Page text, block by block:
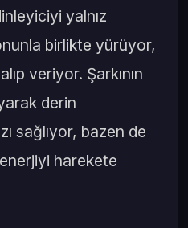
yalnız
birlikte yürüyor,
veriyor. Şarkının
derin
sağlıyor, bazen de
harekete